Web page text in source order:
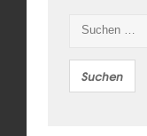
nach: